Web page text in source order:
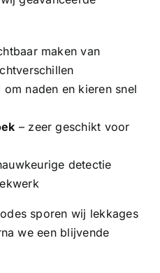
maken van
naden en kieren snel
– zeer geschikt voor
detectie
sporen wij lekkages
we een blijvende